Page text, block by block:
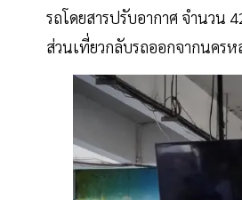
รถโดยสารปรับอากาศ จำนวน
ส่วนเที่ยวกลับรถออกจากนครห